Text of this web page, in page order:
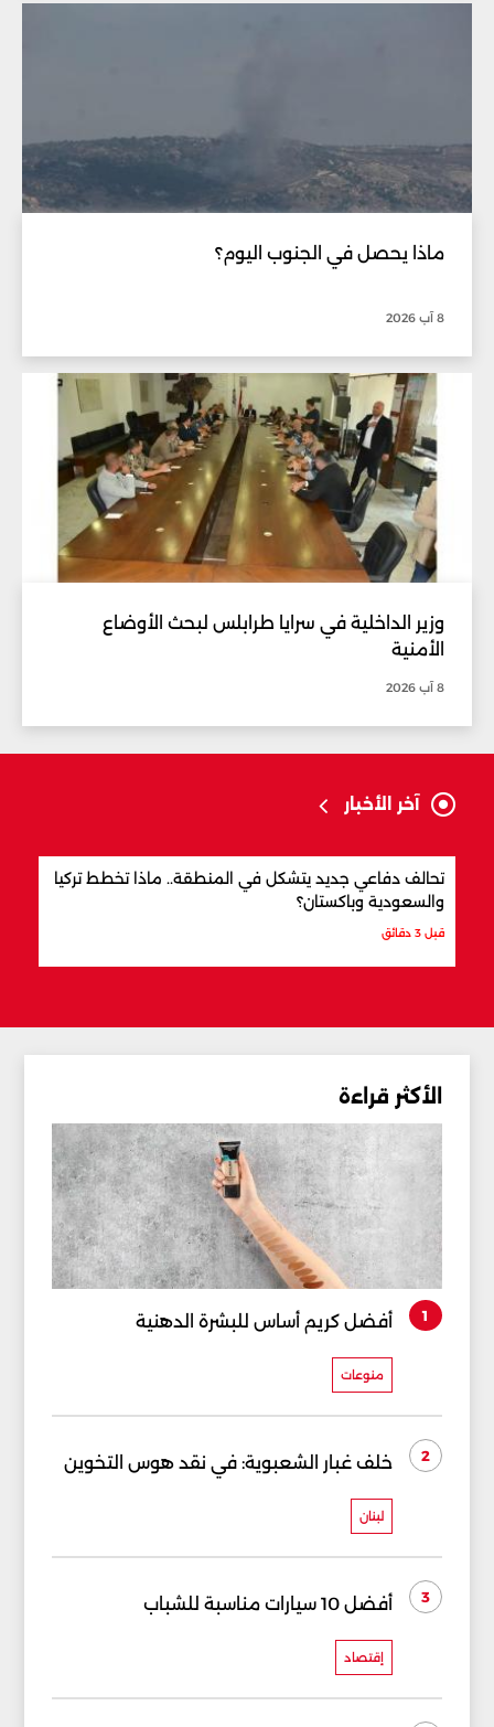
ماذا يحصل في الجنوب اليوم؟
8 آب 2026
وزير الداخلية في سرايا طرابلس لبحث الأوضاع
الأمنية
8 آب 2026
آخر الأخبار
تحالف دفاعي جديد يتشكل في المنطقة.. ماذا تخطط تركيا
والسعودية وباكستان؟
قبل 3 دقائق
الأكثر قراءة
1 أفضل كريم أساس للبشرة الدهنية
منوعات
2 خلف غبار الشعبوية: في نقد هوس التخوين
لبنان
3 أفضل 10 سيارات مناسبة للشباب
إقتصاد